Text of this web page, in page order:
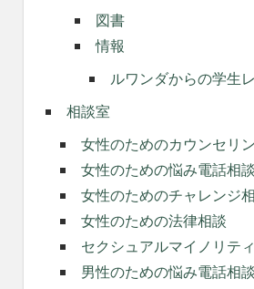
図書
情報
ルワンダからの学生
相談室
女性のためのカウンセリ
女性のための悩み電話相談
女性のためのチャレンジ
女性のための法律相談
セクシュアルマイノリテ
男性のための悩み電話相談